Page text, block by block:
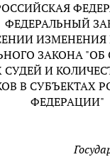
ФЕДЕРАЛЬНЫЙ
ИЗМЕНЕНИЯ
ЗАКОНА
И
В СУБЪЕКТАХ
ФЕДЕРАЦИИ"